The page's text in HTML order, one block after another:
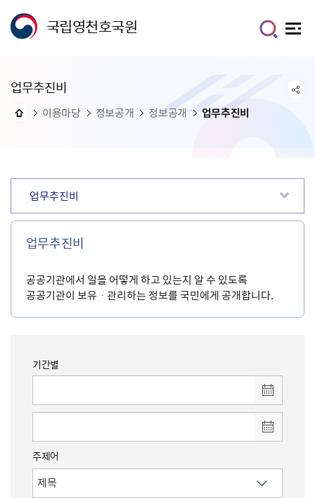
국립영천호국원
업무추진비
이용마당 정보공개 정보공개 업무추진비
업무추진비
업무추진비
공공기관에서 일을 어떻게 하고 있는지 알 수 있도록
공공기관이 보유ㆍ관리하는 정보를 국민에게 공개합니다.
기간별
주제어